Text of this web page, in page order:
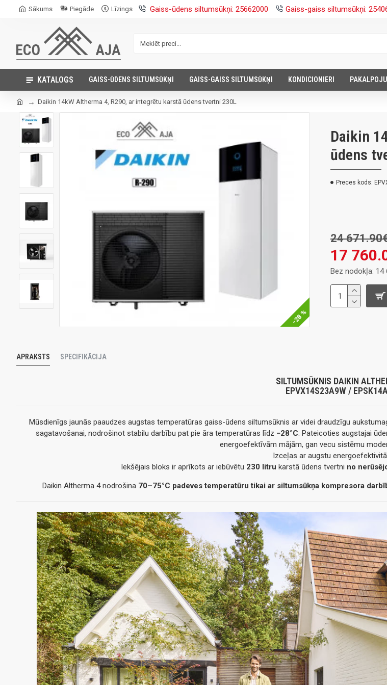
Sākums Piegāde Līzings Gaiss-ūdens siltumsūkņi: 25662000 Gaiss-gaiss siltumsūkņi:
KATALOGS GAISS-ŪDENS SILTUMSŪKŅI GAISS-GAISS SILTUMSŪKŅI KONDICIONIERI
Daikin 14kW Altherma 4, R290, ar integrētu karstā ūdens tvertni 230L
-28 %
Daikin
ūdens
Preces kods:
17
24
Bez nodokļa: 14
APRAKSTS SPECIFIKĀCIJA
SILTUMSŪKNIS DAIKIN
EPVX14S23A9W /
Mūsdienīgs jaunās paaudzes augstas temperatūras gaiss-ūdens siltumsūknis ar videi draudzīgu
sagatavošanai, nodrošinot stabilu darbību pat pie āra temperatūras līdz −28°C. Pateicoties augstajai
energoefektīvām mājām, gan vecu sistēmu
Izceļas ar augstu
Iekšējais bloks ir aprīkots ar iebūvētu 230 litru karstā ūdens tvertni no
Daikin Altherma 4 nodrošina 70–75°C padeves temperatūru tikai ar siltumsūkņa kompresora